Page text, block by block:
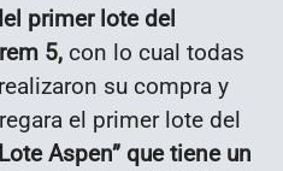
primer lote del
5, con lo cual todas
su compra y
el primer lote del
Aspen” que tiene un